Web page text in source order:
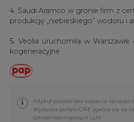
4. Saudi Aramco w gronie firm z
produkcję „niebieskiego” wodoru i
5. Veolia uruchomiła w
kogeneracyjne
Artykuł powstał bez wsparcia narzędzi
Wydawca portalu CIRE zgadza się na
szkoleń treningowych LLM.